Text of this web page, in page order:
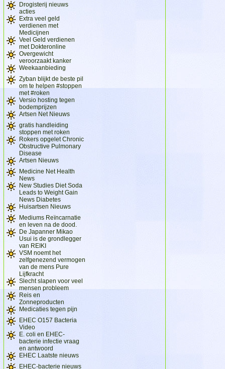
Drogisterij nieuws
acties
Extra veel geld
verdienen met
Medicijnen
Veel Geld verdienen
met Dokteronline
Overgewicht
veroorzaakt kanker
Weekaanbieding
Zyban blijkt de beste pil
om te helpen #stoppen
met #roken
Versio hosting tegen
bodemprijzen
Artsen Net Nieuws
gratis handleiding
stoppen met roken
Rokers opgelet Chronic
Obstructive Pulmonary
Disease
Artsen Nieuws
Medicine Net Health
News
New Studies Diet Soda
Leads to Weight Gain
News Diabetes
Huisartsen Nieuws
Mediums Reïncarnatie
en leven na de dood.
De Japanner Mikao
Usui is de grondlegger
van REIKI
VSM noemt het
zelfgenezend vermogen
van de mens Pure
Lijfkracht
Slecht slapen voor veel
mensen probleem
Reis en
Zonneproducten
Medicaties tegen pijn
EHEC O157 Bacteria
Video
E. coli en EHEC-
bacterie infectie vraag
en antwoord
EHEC Laatste nieuws
EHEC-bacterie nieuws